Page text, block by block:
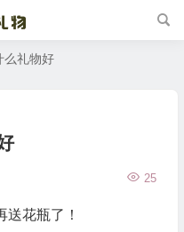
么礼物好
25
花瓶了！